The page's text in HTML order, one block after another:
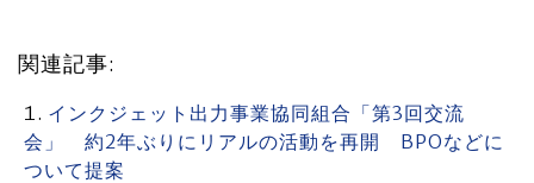
関連記事:
インクジェット出力事業協同組合「第3回交流
会」 約2年ぶりにリアルの活動を再開 BPOなどに
ついて提案